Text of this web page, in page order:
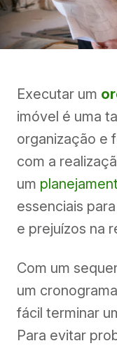
Executar um
imóvel é uma
organização e
com a
um
essenciais
e prejuízos na
Com um
um
fácil terminar
Para evitar